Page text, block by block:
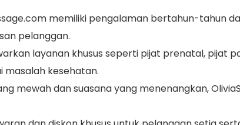
memiliki pengalaman bertahun-tahun
pelanggan.
layanan khusus seperti pijat prenatal, pijat
masalah kesehatan.
mewah dan suasana yang menenangkan,